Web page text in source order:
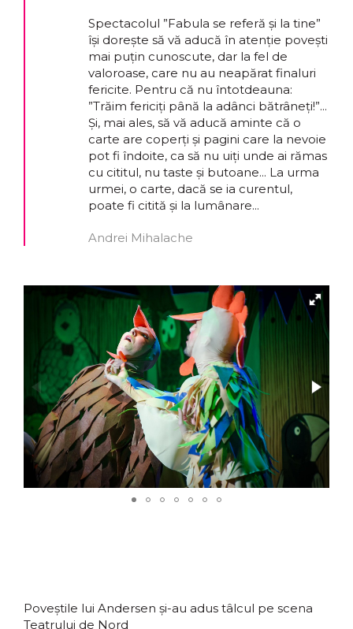
Spectacolul ”Fabula se referă și la tine”
își dorește să vă aducă în atenție povești
mai puțin cunoscute, dar la fel de
valoroase, care nu au neapărat finaluri
fericite. Pentru că nu întotdeauna:
”Trăim fericiți până la adânci bătrâneți!”...
Și, mai ales, să vă aducă aminte că o
carte are coperți și pagini care la nevoie
pot fi îndoite, ca să nu uiți unde ai rămas
cu cititul, nu taste și butoane... La urma
urmei, o carte, dacă se ia curentul,
poate fi citită și la lumânare...
Andrei Mihalache
Poveştile lui Andersen şi-au adus tâlcul pe scena
Teatrului de Nord